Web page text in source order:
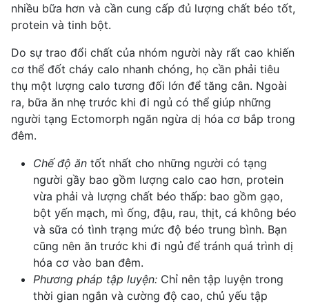
nhiều bữa hơn và cần cung cấp đủ lượng chất béo tốt,
protein và tinh bột.
Do sự trao đổi chất của nhóm người này rất cao khiến
cơ thể đốt cháy calo nhanh chóng, họ cần phải tiêu
thụ một lượng calo tương đối lớn để tăng cân. Ngoài
ra, bữa ăn nhẹ trước khi đi ngủ có thể giúp những
người tạng Ectomorph ngăn ngừa dị hóa cơ bắp trong
đêm.
Chế độ ăn tốt nhất cho những người có tạng
người gầy bao gồm lượng calo cao hơn, protein
vừa phải và lượng chất béo thấp: bao gồm gạo,
bột yến mạch, mì ống, đậu, rau, thịt, cá không béo
và sữa có tình trạng mức độ béo trung bình. Bạn
cũng nên ăn trước khi đi ngủ để tránh quá trình dị
hóa cơ vào ban đêm.
Phương pháp tập luyện: Chỉ nên tập luyện trong
thời gian ngắn và cường độ cao, chủ yếu tập